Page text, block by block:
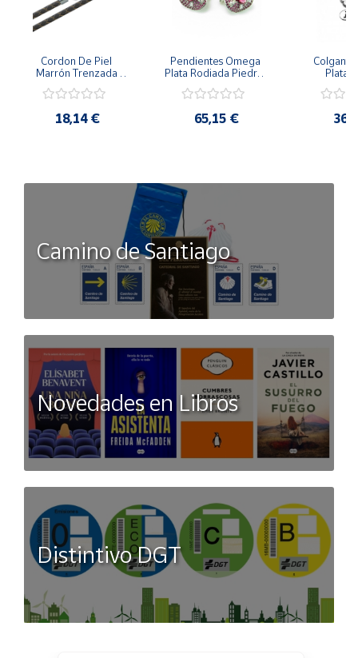
Cordon De Piel
Marrón Trenzada
Plata De 45Cm
18,14 €
Pendientes Omega
Plata Rodiada Piedras
65,15 €
Plata
Camino de Santiago
Novedades en Libros
Distintivo DGT